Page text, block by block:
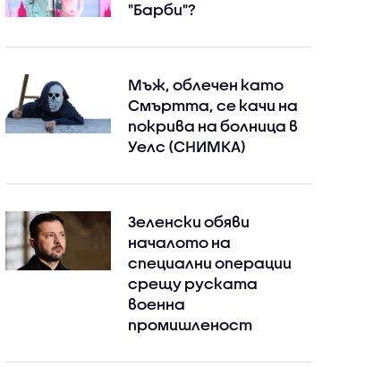
Facebook
"Барби"?
Мъж, облечен като
Смъртта, се качи на
покрива на болница в
Уелс (СНИМКА)
Зеленски обяви
началото на
специални операции
срещу руската
военна
промишленост